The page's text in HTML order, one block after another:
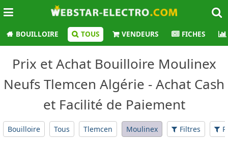
BOUILLOIRE TOUS VENDEURS FICHES
Prix et Achat Bouilloire Moulinex
Neufs Tlemcen Algérie - Achat Cash
et Facilité de Paiement
Bouilloire Tous Tlemcen Moulinex Filtres